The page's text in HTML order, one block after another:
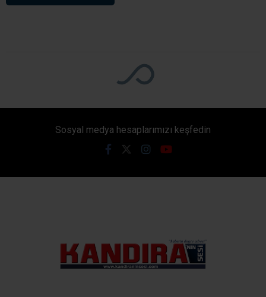
Kandıra’da Açık Hava
Sinema Keyfi Başlıyor!
Yazlık Sinema Günleri
Namazgâh Temapark’ta
Altında Açık Havada Yazlık Sinema Günleri”
etkinliği, 1 Ağustos Cumartesi akşamı Namazgâh
Temapark’ta sinemaseverleri bir araya getirecek.